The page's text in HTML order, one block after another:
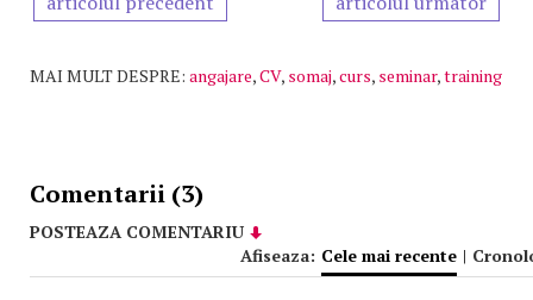
MAI MULT DESPRE: angajare,CV, somaj,curs, seminar,training
Comentarii (3)
POSTEAZA COMENTARIU
Afiseaza: Cele mai recente |